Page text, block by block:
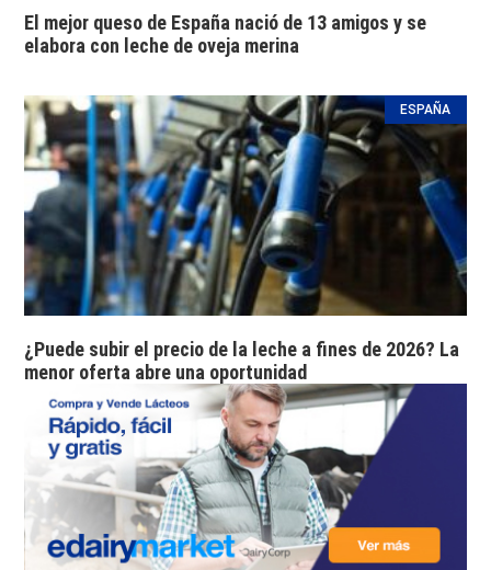
El mejor queso de España nació de 13 amigos y se
elabora con leche de oveja merina
ESPAÑA
¿Puede subir el precio de la leche a fines de 2026? La
menor oferta abre una oportunidad